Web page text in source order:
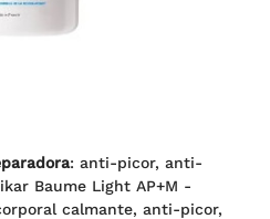
: anti-picor, anti-
Baume Light AP+M -
calmante, anti-picor,